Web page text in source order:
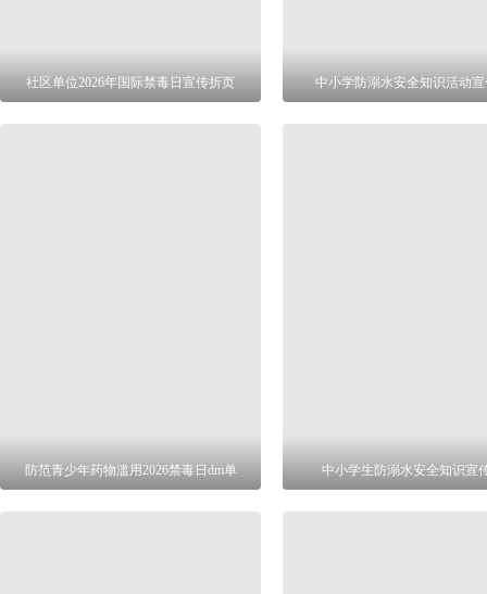
社区单位2026年国际禁毒日宣传折页 中小学防溺水安全知识活动
防范青少年药物滥用2026禁毒日dm单 中小学生防溺水安全知识宣